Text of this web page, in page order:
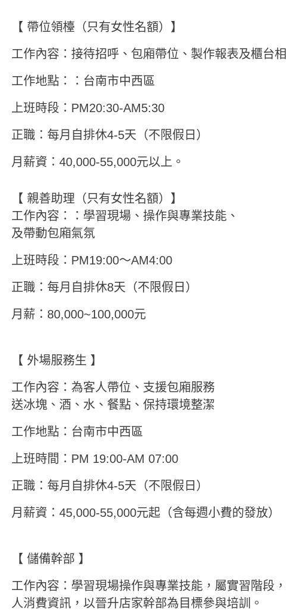
【 帶位領檯（只有女性名額）】
工作內容：接待招呼、包廂帶位、製作報表及櫃台
工作地點：：台南市中西區
上班時段：PM20:30-AM5:30
正職：每月自排休4-5天（不限假日）
月薪資：40,000-55,000元以上。
【 親善助理（只有女性名額）】
工作內容：：學習現場、操作與專業技能、
及帶動包廂氣氛
上班時段：PM19:00～AM4:00
正職：每月自排休8天（不限假日）
月薪：80,000~100,000元
【 外場服務生 】
工作內容：為客人帶位、支援包廂服務
送冰塊、酒、水、餐點、保持環境整潔
工作地點：台南市中西區
上班時間：PM 19:00-AM 07:00
正職：每月自排休4-5天（不限假日）
月薪資：45,000-55,000元起（含每週小費的發放）
【 儲備幹部 】
工作內容：學習現場操作與專業技能，屬實習階段
人消費資訊，以晉升店家幹部為目標參與培訓。